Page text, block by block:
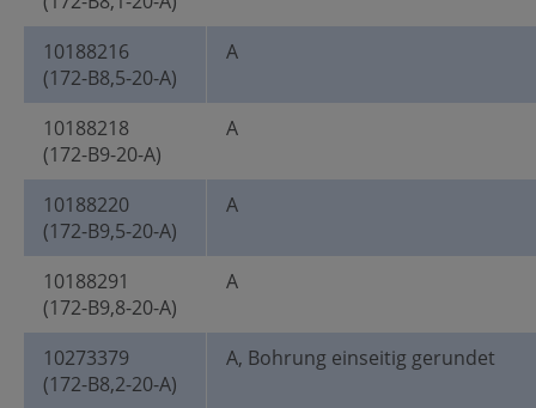
10188216
(172-B8,5-20-A)
A
10188218
(172-B9-20-A)
A
10188220
(172-B9,5-20-A)
A
10188291
(172-B9,8-20-A)
A
10273379
(172-B8,2-20-A)
A, Bohrung einseitig gerundet